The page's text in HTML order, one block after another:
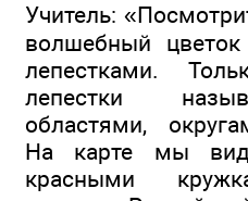
Учитель:
волшебный
лепестками.
лепестки
областями,
На карте мы
красными